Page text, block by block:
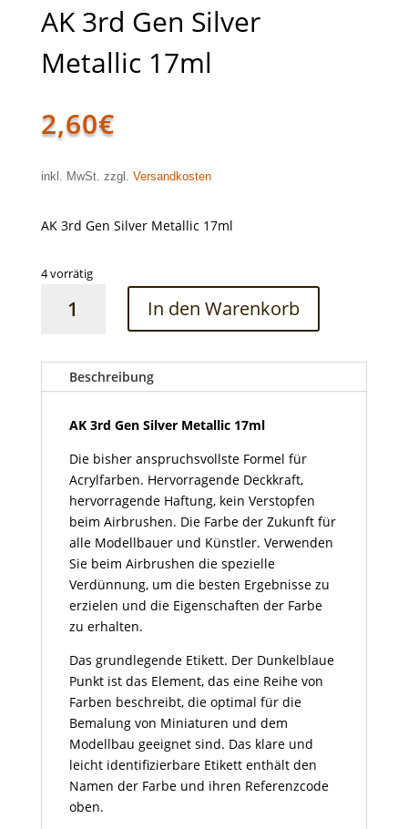
AK 3rd Gen Silver
Metallic 17ml
2,60€
inkl. MwSt. zzgl. Versandkosten
AK 3rd Gen Silver Metallic 17ml
4 vorrätig
Metallic
17ml
Menge
In den Warenkorb
Beschreibung
AK 3rd Gen Silver Metallic 17ml
Die bisher anspruchsvollste Formel für
Acrylfarben. Hervorragende Deckkraft,
hervorragende Haftung, kein Verstopfen
beim Airbrushen. Die Farbe der Zukunft für
alle Modellbauer und Künstler. Verwenden
Sie beim Airbrushen die spezielle
Verdünnung, um die besten Ergebnisse zu
erzielen und die Eigenschaften der Farbe
zu erhalten.
Das grundlegende Etikett. Der Dunkelblaue
Punkt ist das Element, das eine Reihe von
Farben beschreibt, die optimal für die
Bemalung von Miniaturen und dem
Modellbau geeignet sind. Das klare und
leicht identifizierbare Etikett enthält den
Namen der Farbe und ihren Referenzcode
oben.